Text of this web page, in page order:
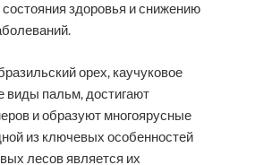
здоровья и снижению
орех, каучуковое
виды пальм, достигают
и образуют многоярусные
из ключевых особенностей
лесов является их